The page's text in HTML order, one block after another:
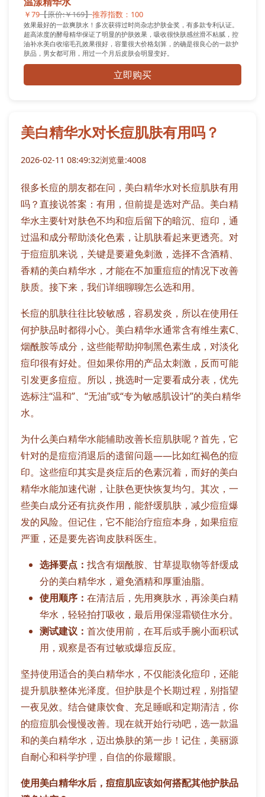
￥79【原价:￥169】推荐指数：100
效果最好的一款爽肤水！多次获得过时尚杂志护肤金奖，有多款专利认证。
超高浓度的酵母精华保证了明显的护肤效果，吸收很快肤感丝滑不粘腻，控
油补水美白收缩毛孔效果很好，容量很大价格划算，的确是很良心的一款护
肤品，男女都可用，用过一个月后皮肤会明显变好。
立即购买
美白精华水对长痘肌肤有用吗？
2026-02-11 08:49:32浏览量:4008
很多长痘的朋友都在问，美白精华水对长痘肌肤有用
吗？直接说答案：有用，但前提是选对产品。美白精
华水主要针对肤色不均和痘后留下的暗沉、痘印，通
过温和成分帮助淡化色素，让肌肤看起来更透亮。对
于痘痘肌来说，关键是要避免刺激，选择不含酒精、
香精的美白精华水，才能在不加重痘痘的情况下改善
肤质。接下来，我们详细聊聊怎么选和用。
长痘的肌肤往往比较敏感，容易发炎，所以在使用任
何护肤品时都得小心。美白精华水通常含有维生素C、
烟酰胺等成分，这些能帮助抑制黑色素生成，对淡化
痘印很有好处。但如果你用的产品太刺激，反而可能
引发更多痘痘。所以，挑选时一定要看成分表，优先
选标注“温和”、“无油”或“专为敏感肌设计”的美白精华
水。
为什么美白精华水能辅助改善长痘肌肤呢？首先，它
针对的是痘痘消退后的遗留问题——比如红褐色的痘
印。这些痘印其实是炎症后的色素沉着，而好的美白
精华水能加速代谢，让肤色更快恢复均匀。其次，一
些美白成分还有抗炎作用，能舒缓肌肤，减少痘痘爆
发的风险。但记住，它不能治疗痘痘本身，如果痘痘
严重，还是要先咨询皮肤科医生。
选择要点： 找含有烟酰胺、甘草提取物等舒缓成
分的美白精华水，避免酒精和厚重油脂。
使用顺序： 在清洁后，先用爽肤水，再涂美白精
华水，轻轻拍打吸收，最后用保湿霜锁住水分。
测试建议： 首次使用前，在耳后或手腕小面积试
用，观察是否有过敏或爆痘反应。
坚持使用适合的美白精华水，不仅能淡化痘印，还能
提升肌肤整体光泽度。但护肤是个长期过程，别指望
一夜见效。结合健康饮食、充足睡眠和定期清洁，你
的痘痘肌会慢慢改善。现在就开始行动吧，选一款温
和的美白精华水，迈出焕肤的第一步！记住，美丽源
自耐心和科学护理，自信的你最耀眼。
使用美白精华水后，痘痘肌应该如何搭配其他护肤品